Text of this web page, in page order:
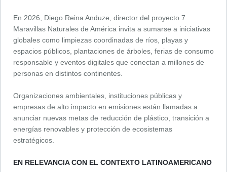
En 2026, Diego Reina Anduze, director del proyecto 7
Maravillas Naturales de América invita a sumarse a iniciativas
globales como limpiezas coordinadas de ríos, playas y
espacios públicos, plantaciones de árboles, ferias de consumo
responsable y eventos digitales que conectan a millones de
personas en distintos continentes.
Organizaciones ambientales, instituciones públicas y
empresas de alto impacto en emisiones están llamadas a
anunciar nuevas metas de reducción de plástico, transición a
energías renovables y protección de ecosistemas
estratégicos.
EN RELEVANCIA CON EL CONTEXTO LATINOAMERICANO